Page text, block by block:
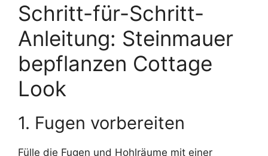
Schritt-für-Schritt-
Anleitung: Steinmauer
bepflanzen Cottage
Look
1. Fugen vorbereiten
Fülle die Fugen und Hohlräume mit einer